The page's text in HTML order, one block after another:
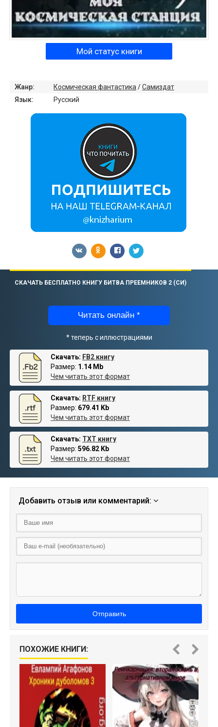
Мой статус книги
Жанр: Космическая фантастика /Самиздат
Язык:
Русский
СКАЧАТЬ БЕСПЛАТНО КНИГУ БИТВА ПРЕЕМНИКОВ 2 (СИ)
Читать онлайн *
* теперь с иллюстрациями
Скачать: FB2 книгу
Размер: 1.14 Mb
Чем читать этот формат
Скачать: RTF книгу
Размер: 679.41 Kb
Чем читать этот формат
Скачать: TXT книгу
Размер: 596.82 Kb
Чем читать этот формат
Добавить отзыв или комментарий:
Отправить
ПОХОЖИЕ КНИГИ: